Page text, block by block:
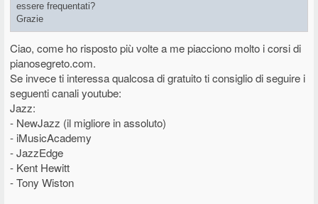
essere frequentati?
Grazie
Ciao, come ho risposto più volte a me piacciono molto i corsi di
pianosegreto.com.
Se invece ti interessa qualcosa di gratuito ti consiglio di seguire i
seguenti canali youtube:
Jazz:
- NewJazz (il migliore in assoluto)
- iMusicAcademy
- JazzEdge
- Kent Hewitt
- Tony Wiston